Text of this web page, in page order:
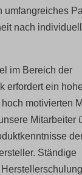
umfangreiches
nach
im Bereich der
erfordert ein
motivierten
Mitarbeiter
Ständige